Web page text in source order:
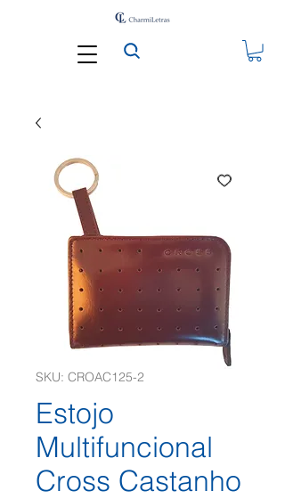
SKU: CROAC125-2
Estojo
Multifuncional
Cross Castanho